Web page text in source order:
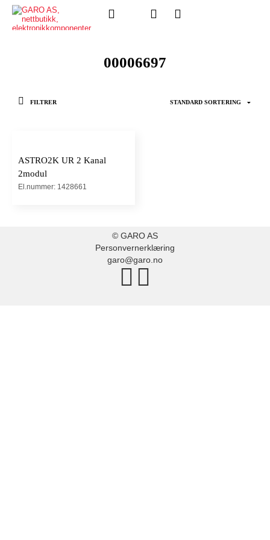
00006697
FILTRER
ASTRO2K UR 2 Kanal
2modul
El.nummer: 1428661
© GARO AS
Personvernerklæring
garo@garo.no